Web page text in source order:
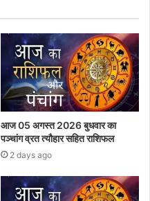
आज 05 अगस्त 2026 बुधवार का
पञ्चांग व्रत त्यौहार सहित राशिफल
2 days ago